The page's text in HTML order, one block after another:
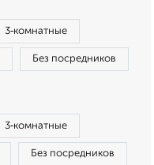
3‑комнатные
Без посредников
3‑комнатные
Без посредников